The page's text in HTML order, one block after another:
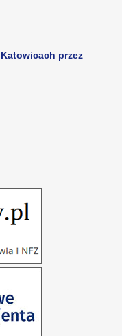
przez